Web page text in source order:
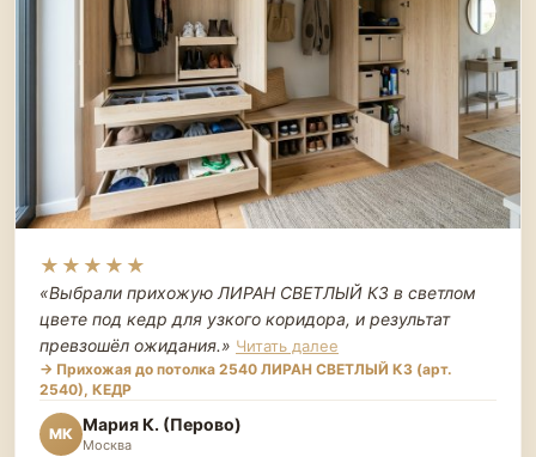
★★★★★
«Выбрали прихожую ЛИРАН СВЕТЛЫЙ К3 в светлом
цвете под кедр для узкого коридора, и результат
превзошёл ожидания.» Читать далее
→ Прихожая до потолка 2540 ЛИРАН СВЕТЛЫЙ К3 (арт.
2540), КЕДР
МК Мария К. (Перово)
Москва